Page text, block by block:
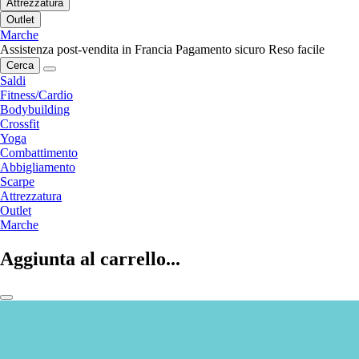
Attrezzatura
Outlet
Marche
Assistenza post-vendita in Francia Pagamento sicuro Reso facile
Cerca
Saldi
Fitness/Cardio
Bodybuilding
Crossfit
Yoga
Combattimento
Abbigliamento
Scarpe
Attrezzatura
Outlet
Marche
Aggiunta al carrello...